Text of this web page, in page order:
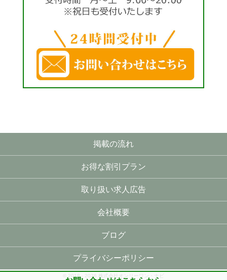
掲載の流れ
お得な割引プラン
取り扱い求人広告
会社概要
ブログ
プライバシーポリシー
© 2018 - 2026 株式会社オンリーワン・ナビ